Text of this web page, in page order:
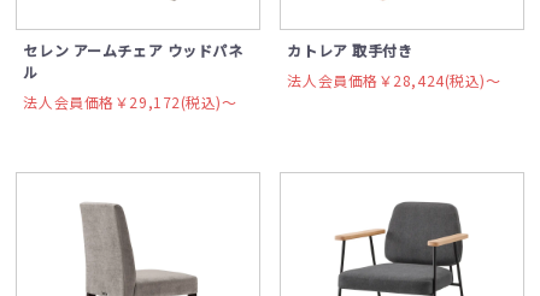
セレン アームチェア ウッドパネ
ル
法人会員価格￥29,172(税込)〜
カトレア 取手付き
法人会員価格￥28,424(税込)〜